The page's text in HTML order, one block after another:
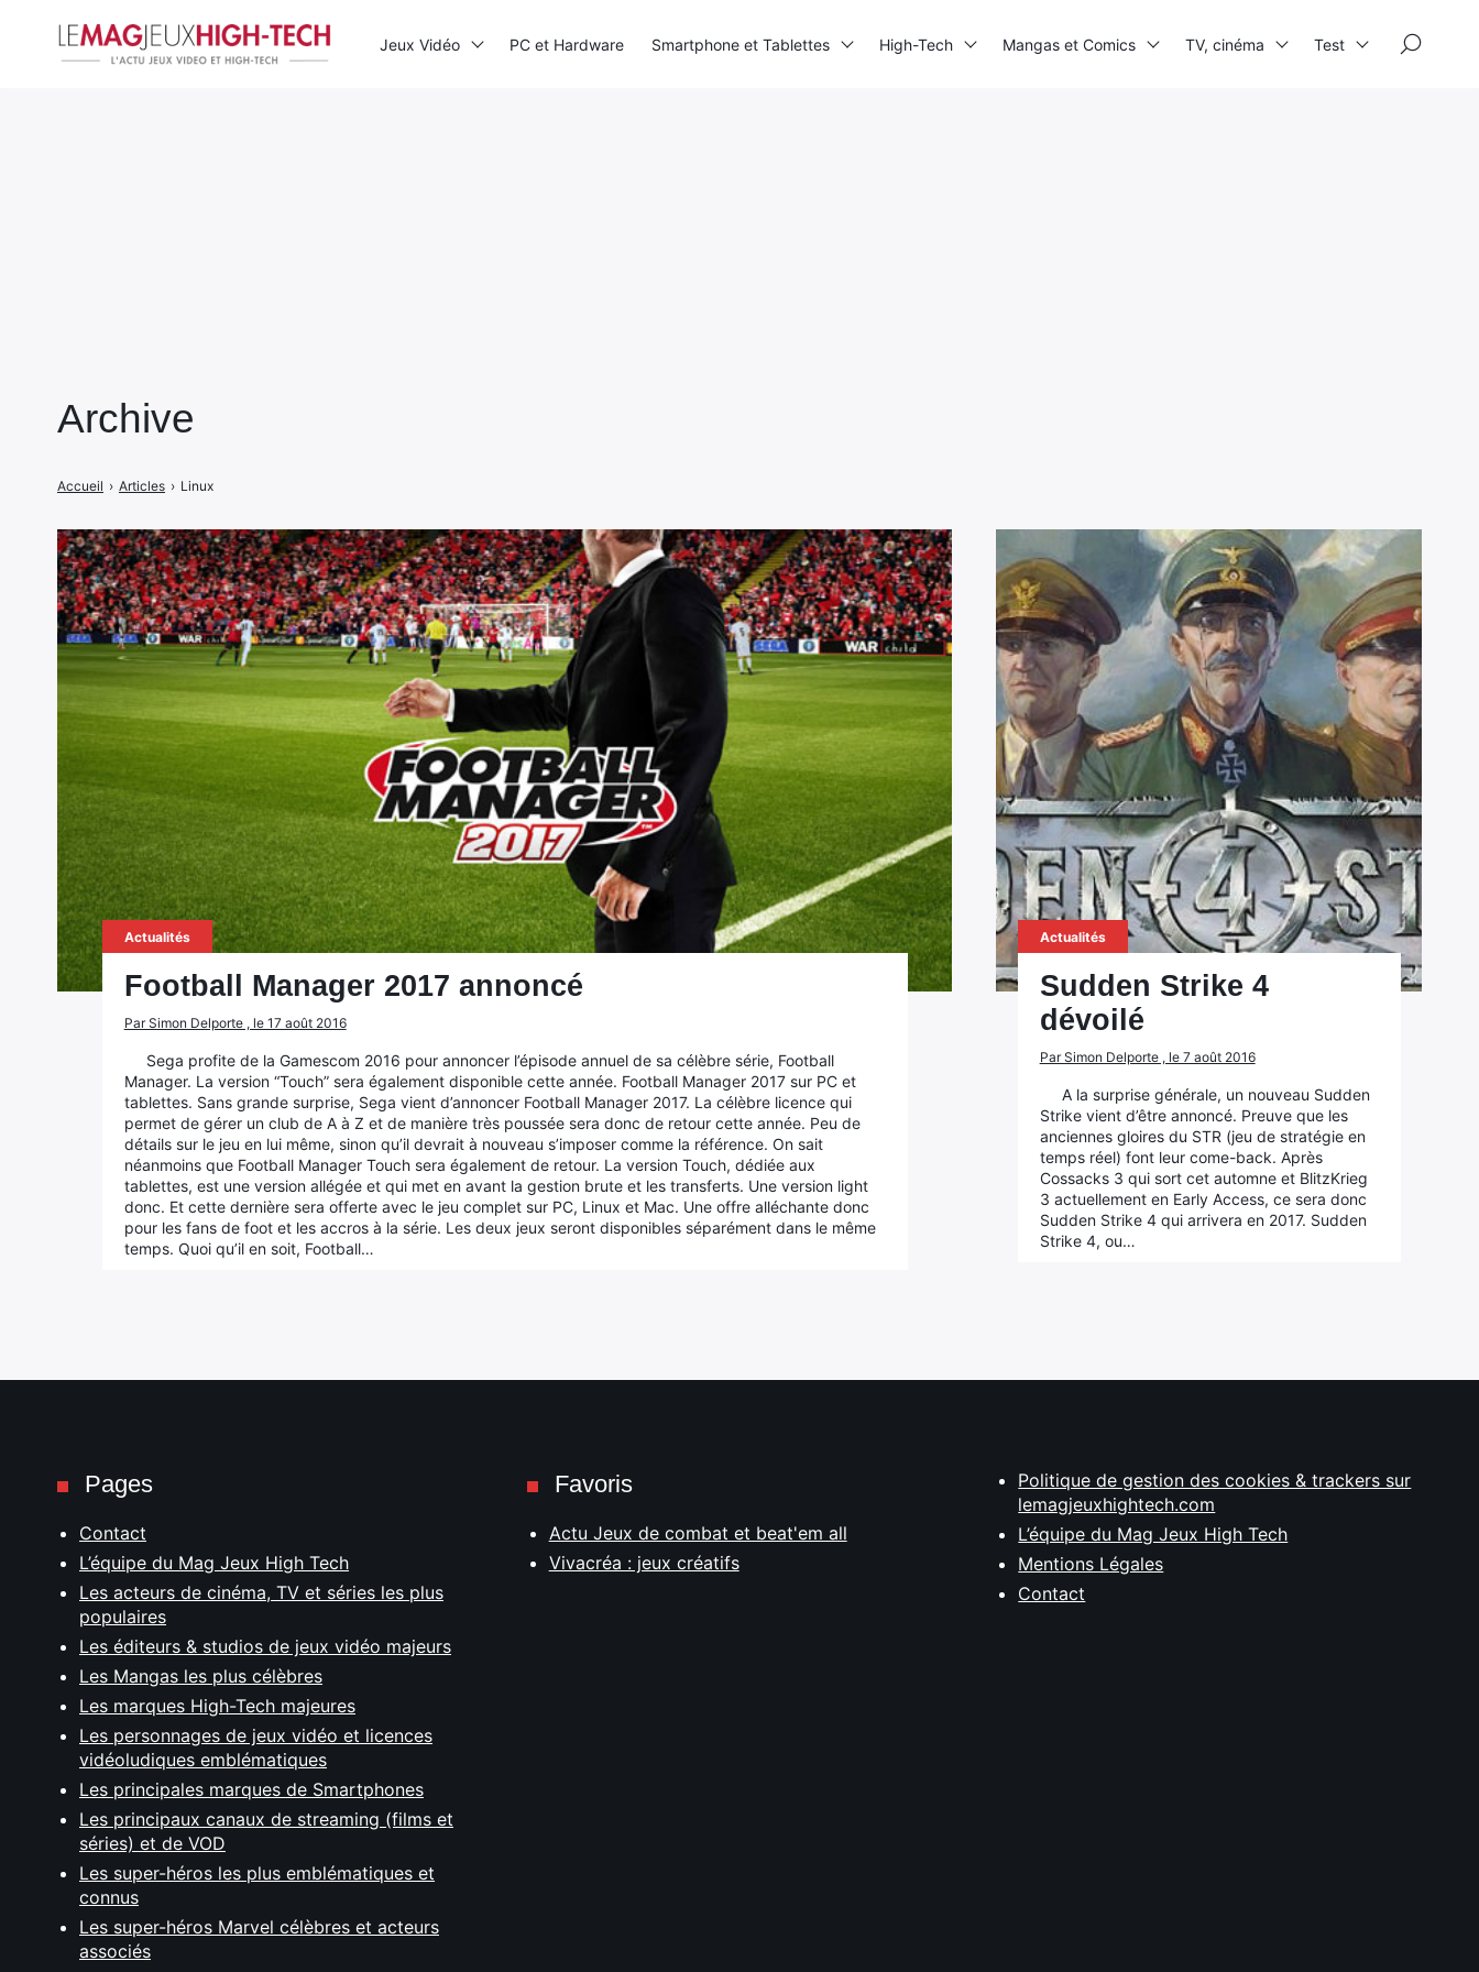
Archive
Accueil › Articles › Linux
Actualités
Football Manager 2017 annoncé
Par Simon Delporte , le 17 août 2016
Sega profite de la Gamescom 2016 pour annoncer l’épisode annuel de sa célèbre série, Football
Manager. La version “Touch” sera également disponible cette année. Football Manager 2017 sur PC et
tablettes. Sans grande surprise, Sega vient d’annoncer Football Manager 2017. La célèbre licence qui
permet de gérer un club de A à Z et de manière très poussée sera donc de retour cette année. Peu de
détails sur le jeu en lui même, sinon qu’il devrait à nouveau s’imposer comme la référence. On sait
néanmoins que Football Manager Touch sera également de retour. La version Touch, dédiée aux
tablettes, est une version allégée et qui met en avant la gestion brute et les transferts. Une version light
donc. Et cette dernière sera offerte avec le jeu complet sur PC, Linux et Mac. Une offre alléchante donc
pour les fans de foot et les accros à la série. Les deux jeux seront disponibles séparément dans le même
temps. Quoi qu’il en soit, Football…
Actualités
Sudden Strike 4
dévoilé
Par Simon Delporte , le 7 août 2016
A la surprise générale, un nouveau Sudden
Strike vient d’être annoncé. Preuve que les
anciennes gloires du STR (jeu de stratégie en
temps réel) font leur come-back. Après
Cossacks 3 qui sort cet automne et BlitzKrieg
3 actuellement en Early Access, ce sera donc
Sudden Strike 4 qui arrivera en 2017. Sudden
Strike 4, ou…
Jeux Vidéo PC et Hardware Smartphone et Tablettes High-Tech Mangas et Comics TV, cinéma Test
Pages
Contact
L’équipe du Mag Jeux High Tech
Les acteurs de cinéma, TV et séries les plus
populaires
Les éditeurs & studios de jeux vidéo majeurs
Les Mangas les plus célèbres
Les marques High-Tech majeures
Les personnages de jeux vidéo et licences
vidéoludiques emblématiques
Les principales marques de Smartphones
Les principaux canaux de streaming (films et
séries) et de VOD
Les super-héros les plus emblématiques et
connus
Les super-héros Marvel célèbres et acteurs
associés
Favoris
Actu Jeux de combat et beat'em all
Vivacréa : jeux créatifs
Politique de gestion des cookies & trackers sur
lemagjeuxhightech.com
L’équipe du Mag Jeux High Tech
Mentions Légales
Contact